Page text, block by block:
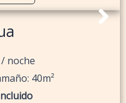
/ noche
40m²